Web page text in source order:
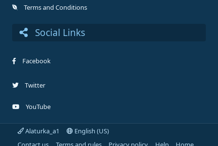
Terms and Conditions
Social Links
Facebook
Twitter
YouTube
Alaturka_a1
English (US)